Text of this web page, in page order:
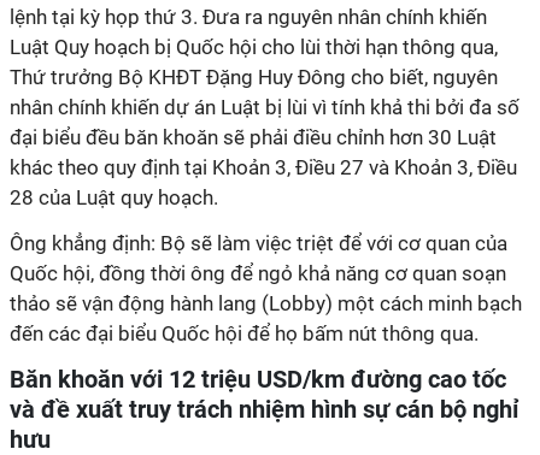
lệnh tại kỳ họp thứ 3. Đưa ra nguyên nhân chính khiến
Luật Quy hoạch bị Quốc hội cho lùi thời hạn thông qua,
Thứ trưởng Bộ KHĐT Đặng Huy Đông cho biết, nguyên
nhân chính khiến dự án Luật bị lùi vì tính khả thi bởi đa số
đại biểu đều băn khoăn sẽ phải điều chỉnh hơn 30 Luật
khác theo quy định tại Khoản 3, Điều 27 và Khoản 3, Điều
28 của Luật quy hoạch.
Ông khẳng định: Bộ sẽ làm việc triệt để với cơ quan của
Quốc hội, đồng thời ông để ngỏ khả năng cơ quan soạn
thảo sẽ vận động hành lang (Lobby) một cách minh bạch
đến các đại biểu Quốc hội để họ bấm nút thông qua.
Băn khoăn với 12 triệu USD/km đường cao tốc
và đề xuất truy trách nhiệm hình sự cán bộ nghỉ
hưu